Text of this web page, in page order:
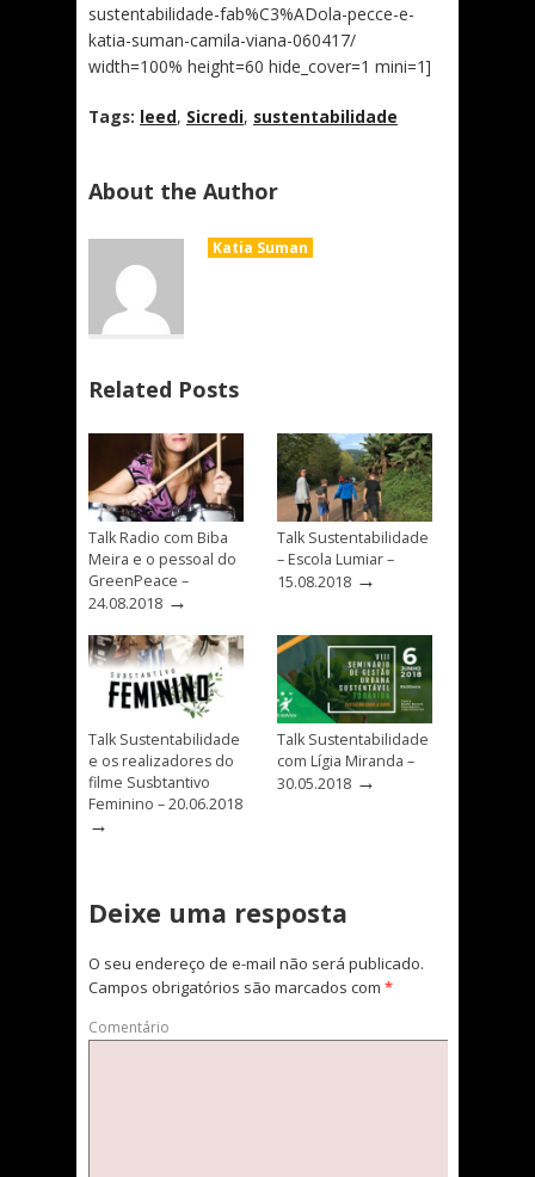
sustentabilidade-fab%C3%ADola-pecce-e-
katia-suman-camila-viana-060417/
width=100% height=60 hide_cover=1 mini=1]
Tags: leed, Sicredi, sustentabilidade
About the Author
Katia Suman
Related Posts
Talk Radio com Biba
Meira e o pessoal do
GreenPeace –
24.08.2018 →
Talk Sustentabilidade
– Escola Lumiar –
15.08.2018 →
Talk Sustentabilidade
e os realizadores do
filme Susbtantivo
Feminino – 20.06.2018
→
Talk Sustentabilidade
com Lígia Miranda –
30.05.2018 →
Deixe uma resposta
O seu endereço de e-mail não será publicado.
Campos obrigatórios são marcados com *
Comentário